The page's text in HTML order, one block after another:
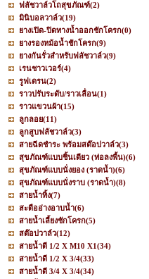
ฟลัชวาล์วโถสุขภัณฑ์(2)
มินิบอลวาล์ว(19)
ยางเปิด-ปิดทางน้ำออกชักโครก(0)
ยางรองหม้อน้ำชักโครก(9)
ยางกันรั่วสำหรับฟลัชวาล์ว(9)
เรนชาวเวอร์(4)
รูฟเดรน(2)
ราวปรับระดับ/ราวเลื่อน(1)
ราวแขวนผ้า(15)
ลูกลอย(11)
ลูกสูบฟลัชวาล์ว(3)
สายฉีดชำระ พร้อมสต๊อปวาล์ว(3)
สุขภัณฑ์แบบชิ้นเดียว (ท่อลงพื้น)(6)
สุขภัณฑ์แบบนั่งยอง (ราดน้ำ)(6)
สุขภัณฑ์แบบนั่งราบ (ราดน้ำ)(8)
สายน้ำทิ้ง(7)
สะดืออ่างอาบน้ำ(6)
สายน้ำเลี้ยงชักโครก(5)
สต๊อปวาล์ว(12)
สายน้ำดี 1/2 X M10 X1(34)
สายน้ำดี 1/2 X 3/4(33)
สายน้ำดี 3/4 X 3/4(34)